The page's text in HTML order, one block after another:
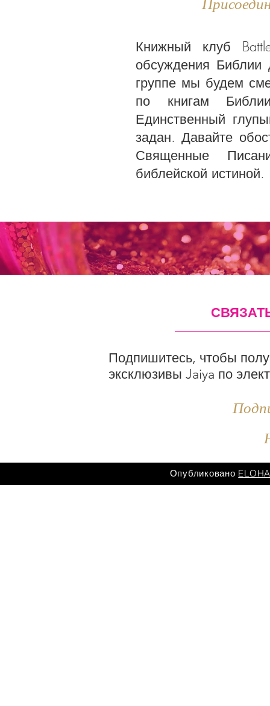
Книжный клуб
обсуждения Библии
группе мы будем
по книгам
Единственный
задан. Давайте
Священные
библейской истиной.
Подпишитесь, чтобы
эксклюзивы Jaiya по
Опубликовано